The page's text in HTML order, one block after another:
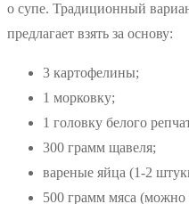
о супе. Традиционный
предлагает взять за основу:
3 картофелины;
1 морковку;
1 головку белого
300 грамм щавеля;
вареные яйца (1-2
500 грамм мяса (можно